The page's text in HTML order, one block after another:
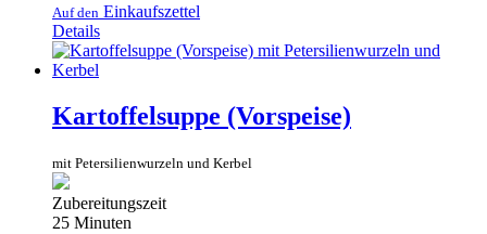
Auf den Einkaufszettel
Details
Kartoffelsuppe (Vorspeise)
mit Petersilienwurzeln und Kerbel
Zubereitungszeit
25 Minuten